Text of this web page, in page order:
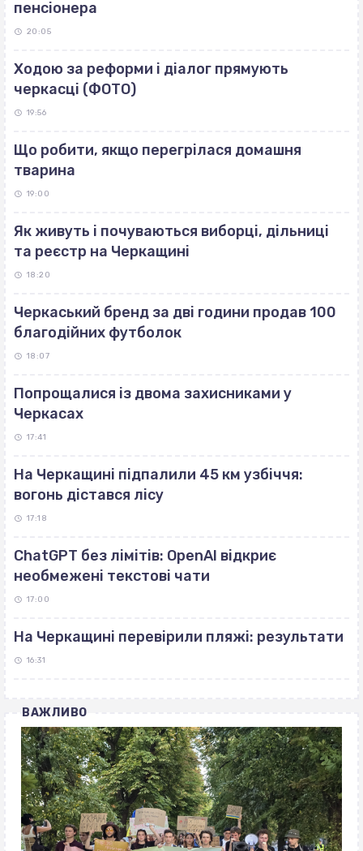
пенсіонера
20:05
Ходою за реформи і діалог прямують
черкасці (ФОТО)
19:56
Що робити, якщо перегрілася домашня
тварина
19:00
Як живуть і почуваються виборці, дільниці
та реєстр на Черкащині
18:20
Черкаський бренд за дві години продав 100
благодійних футболок
18:07
Попрощалися із двома захисниками у
Черкасах
17:41
На Черкащині підпалили 45 км узбіччя:
вогонь дістався лісу
17:18
ChatGPT без лімітів: OpenAI відкриє
необмежені текстові чати
17:00
На Черкащині перевірили пляжі: результати
16:31
ВАЖЛИВО